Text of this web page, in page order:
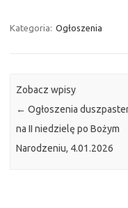
Kategoria: Ogłoszenia
Zobacz wpisy
← Ogłoszenia
na II niedzielę po Bożym
Narodzeniu, 4.01.2026